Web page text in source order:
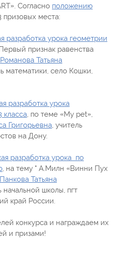
Согласно положению
призовых места:
разработка урока геометрии
признак равенства
Романова Татьяна
математики, село Кошки,
разработка урока
класса, по теме «My pet»,
Григорьевна, учитель
на Дону.
разработка урока по
, на тему " А.Милн «Винни Пух
Панкова Татьяна
начальной школы, пгт
край России.
конкурса и награждаем их
и призами!